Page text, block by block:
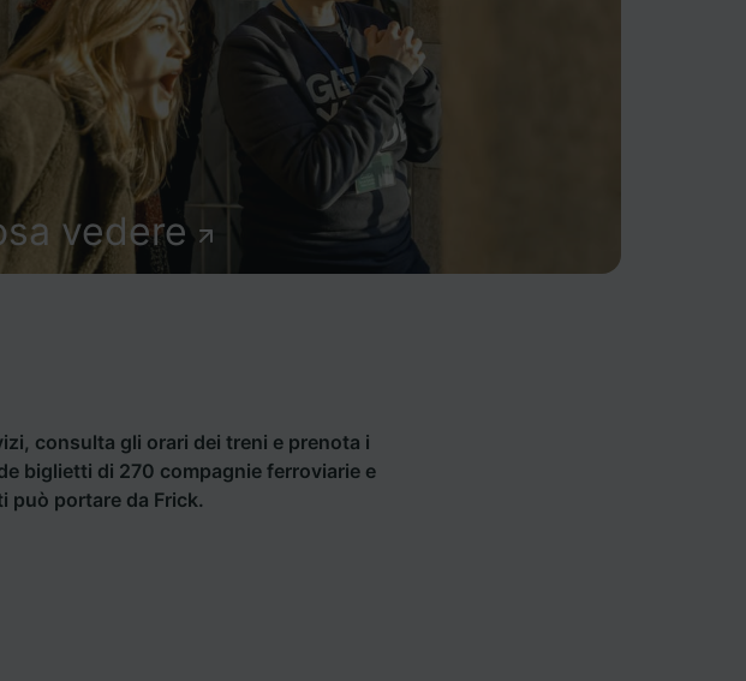
vedere
consulta gli orari dei treni e prenota i
biglietti di 270 compagnie ferroviarie e
può portare da Frick.